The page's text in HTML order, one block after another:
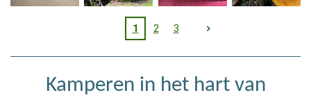
1 2 3
Kamperen in het hart van